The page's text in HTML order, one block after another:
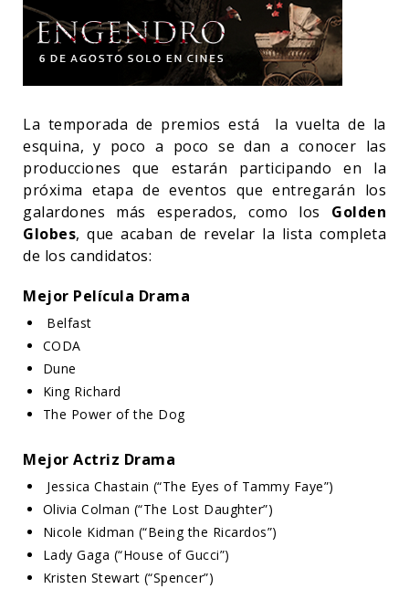
La temporada de premios está la vuelta de la
esquina, y poco a poco se dan a conocer las
producciones que estarán participando en la
próxima etapa de eventos que entregarán los
galardones más esperados, como los Golden
Globes, que acaban de revelar la lista completa
de los candidatos:
Mejor Película Drama
Belfast
CODA
Dune
King Richard
The Power of the Dog
Mejor Actriz Drama
Jessica Chastain (“The Eyes of Tammy Faye”)
Olivia Colman (“The Lost Daughter”)
Nicole Kidman (“Being the Ricardos”)
Lady Gaga (“House of Gucci”)
Kristen Stewart (“Spencer”)